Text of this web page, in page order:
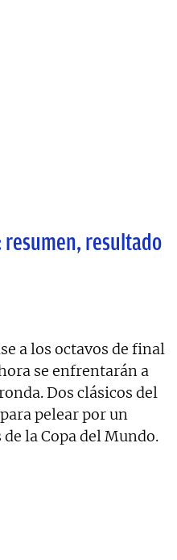
resultado
a los octavos de final
se enfrentarán a
Dos clásicos del
pelear por un
la Copa del Mundo.